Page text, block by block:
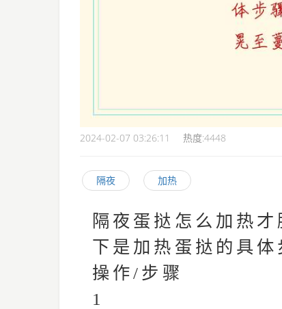
2024-02-07 03:26:11 热度:4448
隔夜 加热
隔夜蛋挞怎么加热
下是加热蛋挞的具体
操作/步骤
1